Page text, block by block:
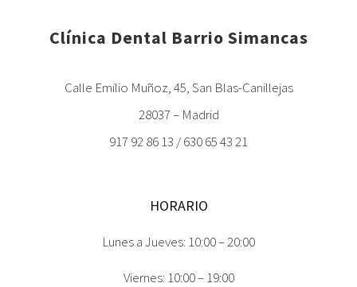
Clínica Dental Barrio Simancas
Calle Emilio Muñoz, 45, San Blas-Canillejas
28037 – Madrid
917 92 86 13 / 630 65 43 21
HORARIO
Lunes a Jueves: 10:00 – 20:00
Viernes: 10:00 – 19:00